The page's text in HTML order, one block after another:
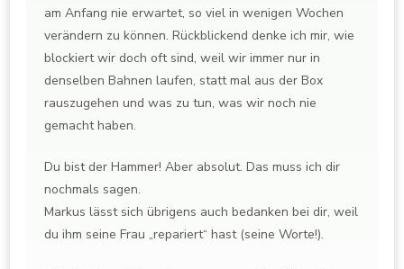
am Anfang nie erwartet, so viel in wenigen Wochen
verändern zu können. Rückblickend denke ich mir, wie
blockiert wir doch oft sind, weil wir immer nur in
denselben Bahnen laufen, statt mal aus der Box
rauszugehen und was zu tun, was wir noch nie
gemacht haben.
Du bist der Hammer! Aber absolut. Das muss ich dir
nochmals sagen.
Markus lässt sich übrigens auch bedanken bei dir, weil
du ihm seine Frau „repariert“ hast (seine Worte!).